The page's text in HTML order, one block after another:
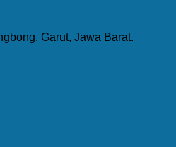
Garut, Jawa Barat.